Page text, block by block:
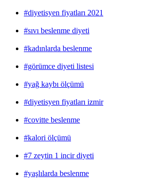
#diyetisyen fiyatları 2021
#sıvı beslenme diyeti
#kadınlarda beslenme
#görümce diyeti listesi
#yağ kaybı ölçümü
#diyetisyen fiyatları izmir
#covitte beslenme
#kalori ölçümü
#7 zeytin 1 incir diyeti
#yaşlılarda beslenme